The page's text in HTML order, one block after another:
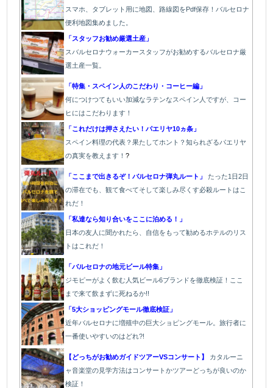
スマホ、タブレット用に地図、路線図をPdf保存！バルセロナ
便利地図集めました。
「スタッフお勧め厳選土産」
スバルセロナウォーカースタッフがお勧めするバルセロナ厳
選土産一覧。
「特集・スペイン人のこだわり・コーヒー編」
何につけつてもいい加減なラテンなスペイン人ですが、コー
ヒにはこだわります ！
「これだけは押さえたい！パエリヤ10ヵ条」
スペイン料理の代表？果たしてホント？知られざるパエリヤ
の真実を教えます！?
「ここまで出きるぞ！バルセロナ弾丸ルート」 たった1 日2日
の滞在でも、観て食べてそして楽しみ尽くす必殺ルートはこ
れだ！
「私達なら知り合いをここに泊める！」
日本の友人に聞かれたら、自信をもって勧めるホテルのリス
トはこれだ！
「バルセロナの地元ビール特集」
ジモピーがよく飲む人気ビール6ブランドを徹底検証！ここ
まで来て飲まずに死ねるか!!
「5大ショッピングモール徹底検証」
近年バルセロナに増殖中の巨大ショピングモール。旅行者に
一番使いやすいのはどれ?!
【どっちがお勧めガイドツアーVSコンサート】 カタルーニ
ャ音楽堂の見学方法はコンサートかツアーどっちが良いのか
検証！